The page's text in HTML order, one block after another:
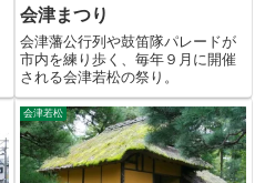
会津まつり
会津藩公行列や鼓笛隊パレードが
市内を練り歩く、毎年９月に開催
される会津若松の祭り。
会津若松